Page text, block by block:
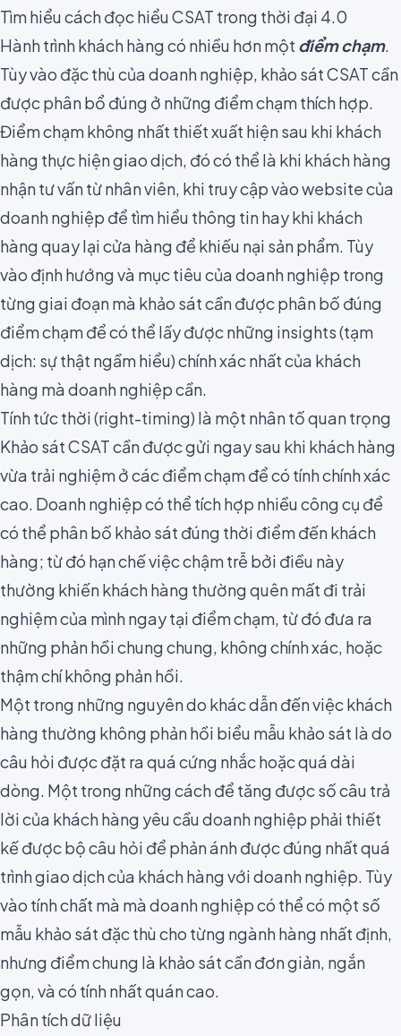
Tìm hiểu cách đọc hiểu CSAT trong thời đại 4.0
Hành trình khách hàng có nhiều hơn một điểm chạm.
Tùy vào đặc thù của doanh nghiệp, khảo sát CSAT cần
được phân bổ đúng ở những điểm chạmthích hợp.
Điểm chạm không nhất thiết xuất hiện sau khi khách
hàng thực hiện giao dịch, đó có thể là khi khách hàng
nhận tư vấn từ nhân viên, khi truy cập vào website của
doanh nghiệp để tìm hiểu thông tin hay khi khách
hàng quay lại cửa hàng để khiếu nại sản phẩm. Tùy
vào định hướng và mục tiêu của doanh nghiệp trong
từng giai đoạn mà khảo sát cần được phân bố đúng
điểm chạm để có thể lấy được những insights (tạm
dịch: sự thật ngầm hiểu) chính xác nhất của khách
hàng mà doanh nghiệp cần.
Tính tức thời (right-timing) là một nhân tố quan trọng
Khảo sát CSAT cần được gửi ngay sau khi khách hàng
vừa trải nghiệm ở các điểm chạm để có tính chính xác
cao. Doanh nghiệp có thể tích hợp nhiều công cụ để
có thể phân bố khảo sát đúng thời điểm đến khách
hàng; từ đó hạn chế việc chậm trễ bởi điều này
thường khiến khách hàng thường quên mất đi trải
nghiệm của mình ngay tại điểm chạm, từ đó đưa ra
những phản hồi chung chung, không chính xác, hoặc
thậm chí không phản hồi.
Một trong những nguyên do khác dẫn đến việc khách
hàng thường không phản hồi biểu mẫu khảo sát là do
câu hỏi được đặt ra quá cứng nhắc hoặc quá dài
dòng. Một trong những cách để tăng được số câu trả
lời của khách hàng yêu cầu doanh nghiệp phải thiết
kế được bộ câu hỏi để phản ánh được đúng nhất quá
trình giao dịchcủa khách hàng với doanh nghiệp. Tùy
vào tính chất mà mà doanh nghiệp có thể có một số
mẫu khảo sát đặc thù cho từng ngành hàng nhất định,
nhưng điểm chung là khảo sát cần đơn giản, ngắn
gọn, và có tính nhất quán cao.
Phân tích dữ liệu